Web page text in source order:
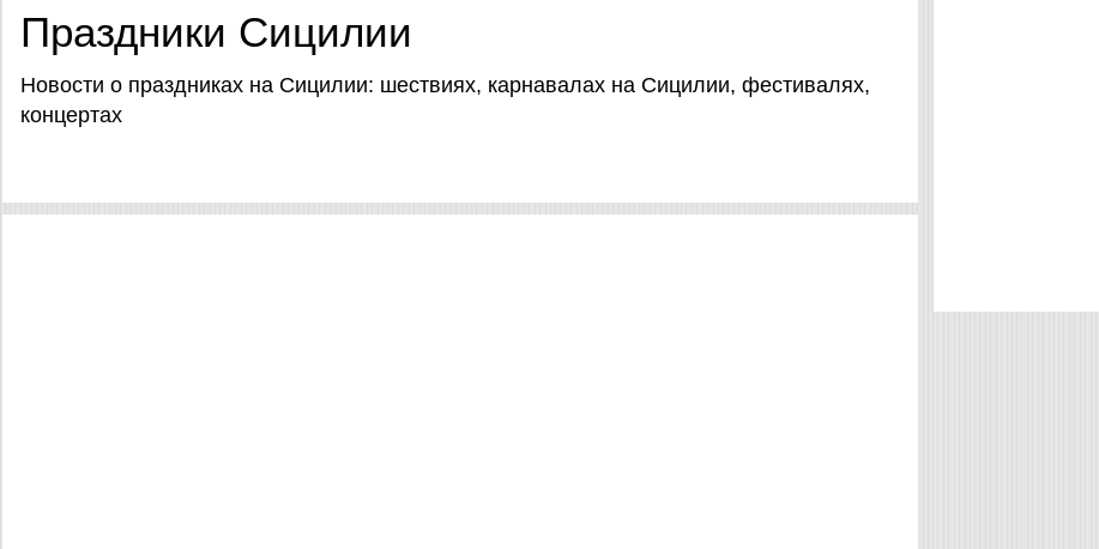
Праздники Сицилии
Новости о праздниках на Сицилии: шествиях, карнавалах на Сицилии, фестивалях,
концертах